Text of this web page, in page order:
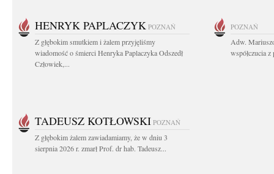
HENRYK PAPLACZYK POZNAŃ
Z głębokim smutkiem i żalem przyjęliśmy
wiadomość o śmierci Henryka Paplaczyka Odszedł
Człowiek,...
POZNAŃ
Adw.
współczucia
TADEUSZ KOTŁOWSKI POZNAŃ
Z głębokim żalem zawiadamiamy, że w dniu 3
sierpnia 2026 r. zmarł Prof. dr hab. Tadeusz...